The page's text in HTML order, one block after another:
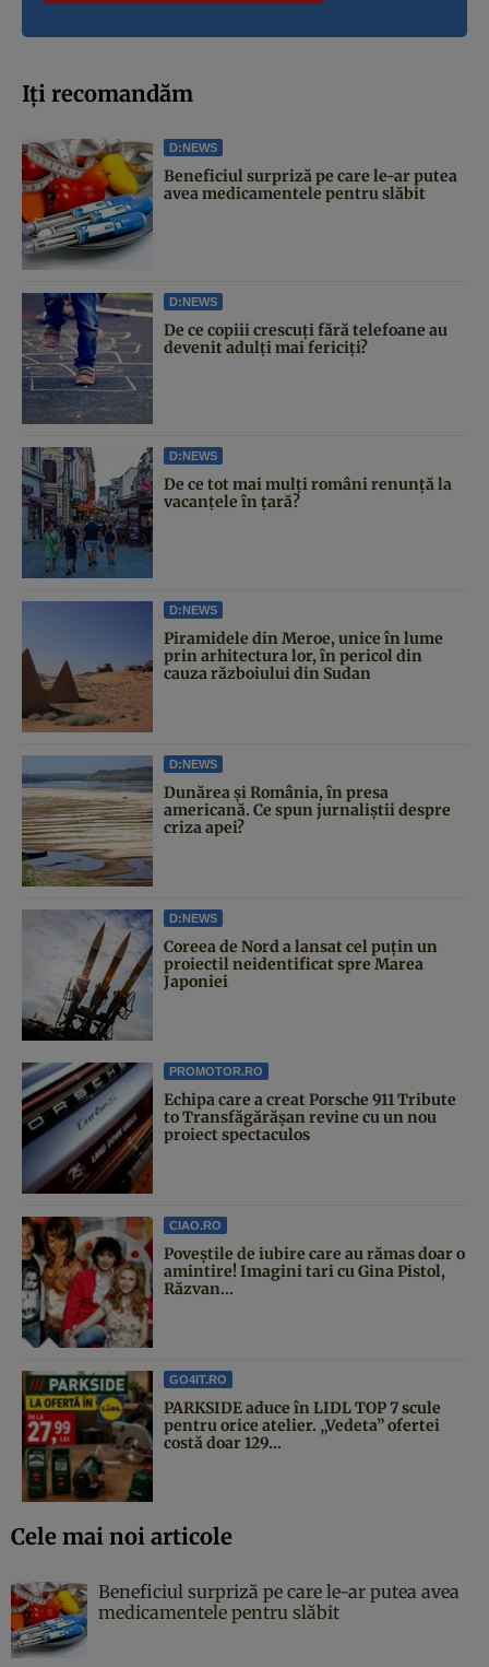
Iți recomandăm
D:NEWS
Beneficiul surpriză pe care le-ar putea
avea medicamentele pentru slăbit
D:NEWS
De ce copiii crescuți fără telefoane au
devenit adulți mai fericiți?
D:NEWS
De ce tot mai mulți români renunță la
vacanțele în țară?
D:NEWS
Piramidele din Meroe, unice în lume
prin arhitectura lor, în pericol din
cauza războiului din Sudan
D:NEWS
Dunărea și România, în presa
americană. Ce spun jurnaliștii despre
criza apei?
D:NEWS
Coreea de Nord a lansat cel puțin un
proiectil neidentificat spre Marea
Japoniei
PROMOTOR.RO
Echipa care a creat Porsche 911 Tribute
to Transfăgărășan revine cu un nou
proiect spectaculos
CIAO.RO
Poveştile de iubire care au rămas doar o
amintire! Imagini tari cu Gina Pistol,
Răzvan...
GO4IT.RO
PARKSIDE aduce în LIDL TOP 7 scule
pentru orice atelier. „Vedeta” ofertei
costă doar 129...
Cele mai noi articole
Beneficiul surpriză pe care le-ar putea avea
medicamentele pentru slăbit